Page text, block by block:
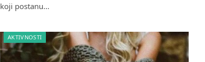
koji postanu…
AKTIVNOSTI